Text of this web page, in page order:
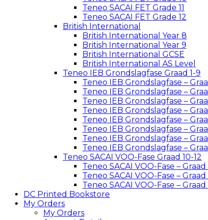
Teneo SACAI FET Grade 11
Teneo SACAI FET Grade 12
British International
British International Year 8
British International Year 9
British International GCSE
British International AS Level
Teneo IEB Grondslagfase Graad 1-9
Teneo IEB Grondslagfase –
Teneo IEB Grondslagfase –
Teneo IEB Grondslagfase –
Teneo IEB Grondslagfase –
Teneo IEB Grondslagfase –
Teneo IEB Grondslagfase –
Teneo IEB Grondslagfase –
Teneo IEB Grondslagfase –
Teneo SACAI VOO-Fase Graad 10-12
Teneo SACAI VOO-Fase – Graad
Teneo SACAI VOO-Fase – Graad
Teneo SACAI VOO-Fase – Graad
DC Printed Bookstore
My Orders
My Orders